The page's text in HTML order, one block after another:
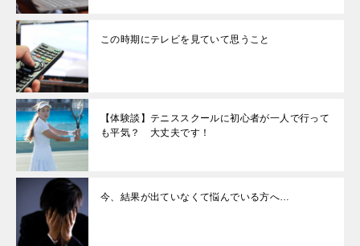
この時期にテレビを見ていて思うこと
【体験談】テニススクールに初心者が一人で行って
も平気？ 大丈夫です！
今、結果が出ていなくて悩んでいる方へ…